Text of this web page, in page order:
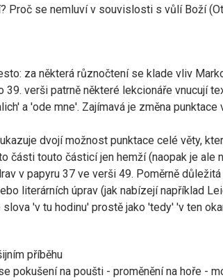
Proč se nemluví v souvislosti s vůlí Boží
za některá různočtení se klade vliv
verši patrně některé lekcionáře vnucují
a 'ode mne'. Zajímavá je změna
dvojí možnost punktace celé věty,
části touto částicí jen hemží (naopak je ale
v papyru 37 ve verši 49. Poměrně
literárních úprav (jak nabízejí například
'v tu hodinu' prostě jako 'tedy' 'v ten
příběhu
pokušení na poušti - proměnění na hoře -